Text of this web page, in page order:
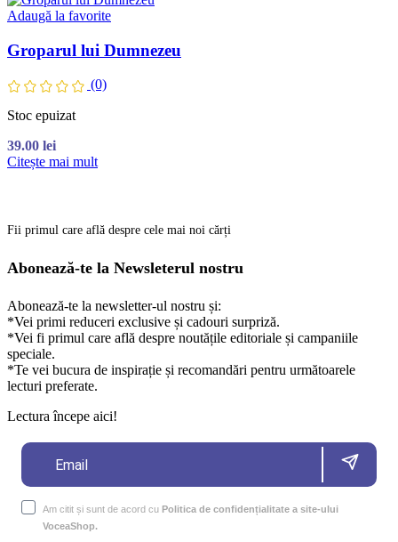
Adaugă la favorite
Groparul lui Dumnezeu
(0)
Stoc epuizat
39.00 lei
Citește mai mult
Fii primul care află despre cele mai noi cărți
Abonează-te la Newsleterul nostru
Abonează-te la newsletter-ul nostru și:
*Vei primi reduceri exclusive și cadouri surpriză.
*Vei fi primul care află despre noutățile editoriale și campaniile
speciale.
*Te vei bucura de inspirație și recomandări pentru următoarele
lecturi preferate.
Lectura începe aici!
Am citit și sunt de acord cu Politica de confidențialitate a site-ului
VoceaShop.